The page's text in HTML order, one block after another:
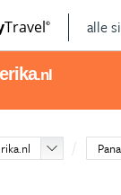
Travel© alle
.nl